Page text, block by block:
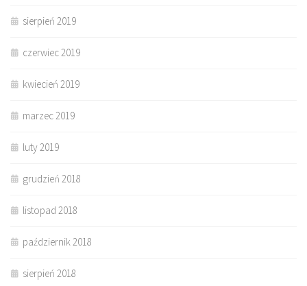
sierpień 2019
czerwiec 2019
kwiecień 2019
marzec 2019
luty 2019
grudzień 2018
listopad 2018
październik 2018
sierpień 2018